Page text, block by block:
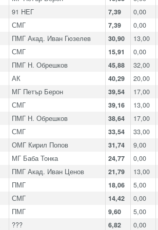
91 НЕГ 7,39 0,00
СМГ 7,39 0,00
ПМГ Акад. Иван Гюзелев 30,90 13,00
СМГ 15,91 0,00
ПМГ Н. Обрешков 45,88 32,00
АК 40,29 20,00
МГ Петър Берон 39,54 17,00
СМГ 39,16 13,00
ПМГ Н. Обрешков 38,64 17,00
СМГ 33,54 33,00
ОМГ Кирил Попов 31,74 9,00
МГ Баба Тонка 24,77 0,00
ПМГ Акад. Иван Ценов 21,79 13,00
ПМГ 18,06 5,00
СМГ 14,42 0,00
ПМГ 9,60 5,00
??? 6,82 0,00